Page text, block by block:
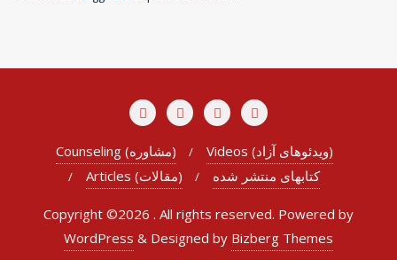
Counseling (مشاوره)
Videos (ویدئوهای آزاد)
Articles (مقالات)
کتابهای منتشر شده
Copyright ©2026 . All rights reserved. Powered by
WordPress & Designed by Bizberg Themes